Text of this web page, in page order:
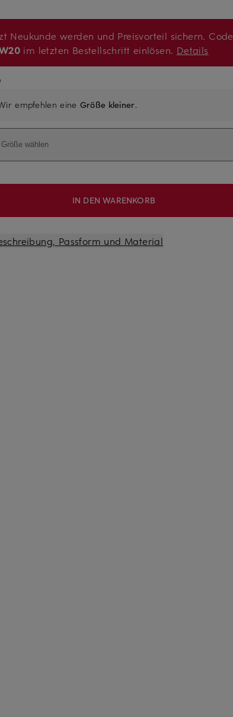
Neukunde werden und Preisvorteil sichern. Code
im letzten Bestellschritt einlösen. Details
empfehlen eine Größe kleiner.
wählen
IN DEN WARENKORB
Passform und Material